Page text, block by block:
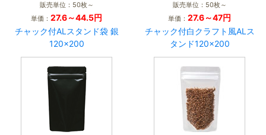
販売単位：50枚～
単価： 27.6～44.5円
チャック付ALスタンド袋 銀
120×200
販売単位：50枚～
単価： 27.6～47円
チャック付白クラフト風ALス
タンド120×200